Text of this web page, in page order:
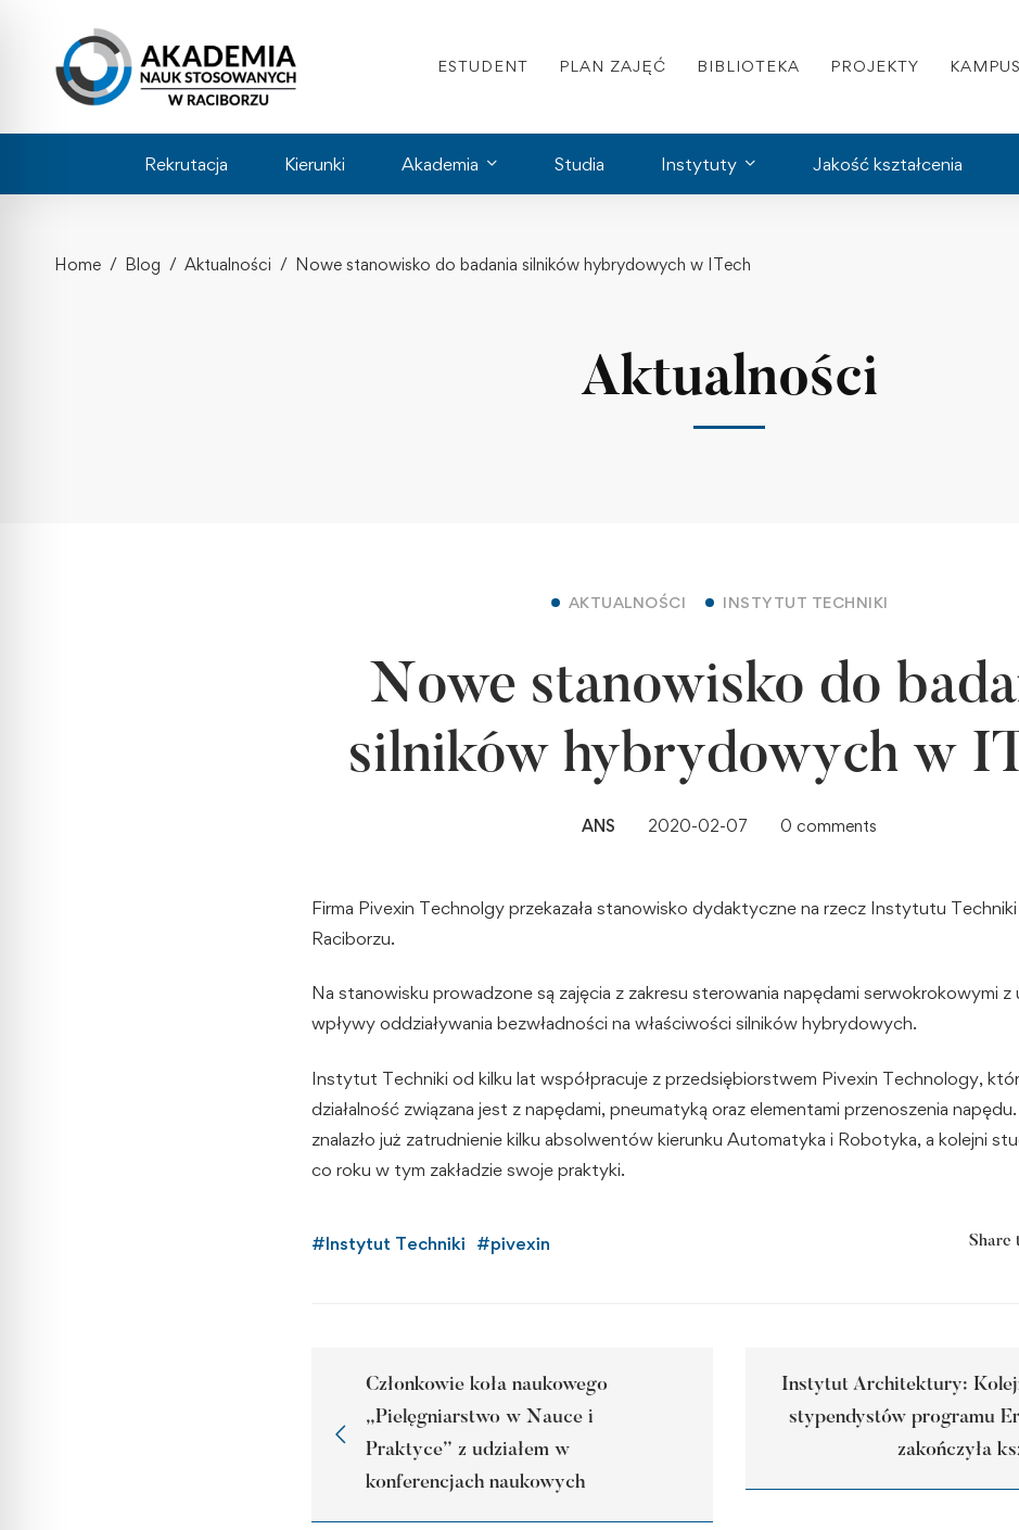
ESTUDENT PLAN ZAJĘĆ BIBLIOTEKA PROJEKTY KAMPUS
Rekrutacja Kierunki Akademia Studia Instytuty Jakość kształcenia
Home Blog Aktualności Nowe stanowisko do badania silników hybrydowych w ITech
Aktualności
AKTUALNOŚCI INSTYTUT TECHNIKI
Nowe stanowisko do
silników hybrydowych w
ANS 2020-02-07 0 comments
Firma Pivexin Technolgy przekazała stanowisko dydaktyczne na rzecz Instytutu
Raciborzu.
Na stanowisku prowadzone są zajęcia z zakresu sterowania napędami serwokrokowymi z
wpływy oddziaływania bezwładności na właściwości silników hybrydowych.
Instytut Techniki od kilku lat współpracuje z przedsiębiorstwem Pivexin Technology,
działalność związana jest z napędami, pneumatyką oraz elementami przenoszenia
znalazło już zatrudnienie kilku absolwentów kierunku Automatyka i Robotyka, a kolejni
co roku w tym zakładzie swoje praktyki.
#Instytut Techniki #pivexin Share
Członkowie koła naukowego
„Pielęgniarstwo w Nauce i
Praktyce” z udziałem w
konferencjach naukowych
Instytut Architektury:
stypendystów programu
zakończyła